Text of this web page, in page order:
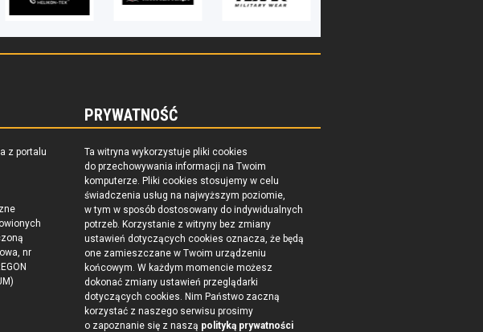
z portalu
nr
PRYWATNOŚĆ
Ta witryna wykorzystuje pliki cookies
do przechowywania informacji na Twoim
komputerze. Pliki cookies stosujemy w celu
świadczenia usług na najwyższym poziomie,
w tym w sposób dostosowany do indywidualnych
potrzeb. Korzystanie z witryny bez zmiany
ustawień dotyczących cookies oznacza, że będą
one zamieszczane w Twoim urządzeniu
końcowym. W każdym momencie możesz
dokonać zmiany ustawień przeglądarki
dotyczących cookies. Nim Państwo zaczną
korzystać z naszego serwisu prosimy
o zapoznanie się z naszą polityką prywatności